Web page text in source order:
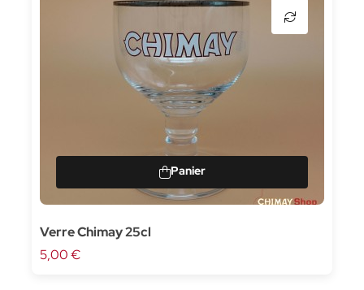
Verre Chimay 25cl
5,00 €